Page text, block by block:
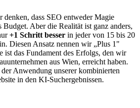
denken, dass SEO entweder Magie
Budget. Aber die Realität ist ganz anders,
+1 Schritt besser in jeder von 15 bis 20
Diesen Ansatz nennen wir „Plus 1"
ist das Fundament des Erfolgs, den wir
aus Wien, erreicht haben.
Anwendung unserer kombinierten
in den KI-Suchergebnissen.